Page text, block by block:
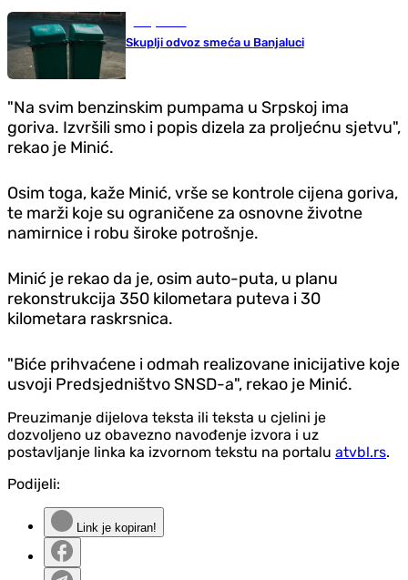
Skuplji odvoz smeća u Banjaluci
"Na svim benzinskim pumpama u Srpskoj ima
goriva. Izvršili smo i popis dizela za proljećnu sjetvu",
rekao je Minić.
Osim toga, kaže Minić, vrše se kontrole cijena goriva,
te marži koje su ograničene za osnovne životne
namirnice i robu široke potrošnje.
Minić je rekao da je, osim auto-puta, u planu
rekonstrukcija 350 kilometara puteva i 30
kilometara raskrsnica.
"Biće prihvaćene i odmah realizovane inicijative koje
usvoji Predsjedništvo SNSD-a", rekao je Minić.
Preuzimanje dijelova teksta ili teksta u cjelini je
dozvoljeno uz obavezno navođenje izvora i uz
postavljanje linka ka izvornom tekstu na portalu atvbl.rs.
Podijeli:
Link je kopiran!